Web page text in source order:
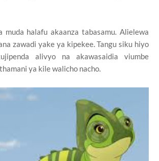
halafu akaanza tabasamu. Alielewa
zawadi yake ya kipekee. Tangu siku hiyo
alivyo na akawasaidia viumbe
ya kile walicho nacho.